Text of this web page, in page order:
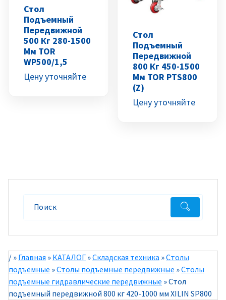
Стол
Подъемный
Передвижной
500 Кг 280-1500
Мм TOR
WP500/1,5
Цену уточняйте
Стол
Подъемный
Передвижной
800 Кг 450-1500
Мм TOR PTS800
(Z)
Цену уточняйте
/ » Главная » КАТАЛОГ »Складская техника »Столы
подъемные »Столы подъемные передвижные »Столы
подъемные гидравлические передвижные »Стол
подъемный передвижной 800 кг 420-1000 мм XILIN SP800